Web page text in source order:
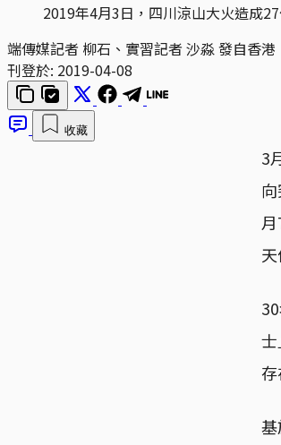
2019年4月3日，四川涼山大火造成
端傳媒記者 柳石、實習記者 沙淼 發自香港
刊登於: 2019-04-08
收藏
3